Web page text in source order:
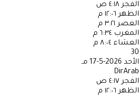
الفجر ٤:١٨ ص
الظهر ١٢:٠٦ م
العصر ٣:٢١ م
المغرب ٦:٣٤ م
العشاء ٨:٠٤ م
30
الأحد 2026-5-17 مـ
DirArab
الفجر ٤:١٧ ص
الظهر ١٢:٠٦ م